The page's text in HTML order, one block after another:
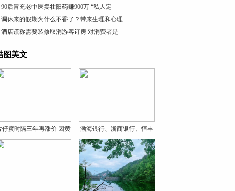
90后冒充老中医卖壮阳药赚900万 “私人定
调休来的假期为什么不香了？带来生理和心理
酒店谎称需要装修取消游客订房 对消费者是
图美文
仔癀时隔三年再涨价 因黄
渤海银行、浙商银行、恒丰
银